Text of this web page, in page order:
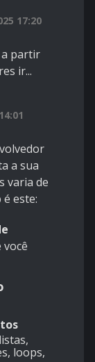
17:20
a partir
ir...
a sua
varia de
este:
você
loops,